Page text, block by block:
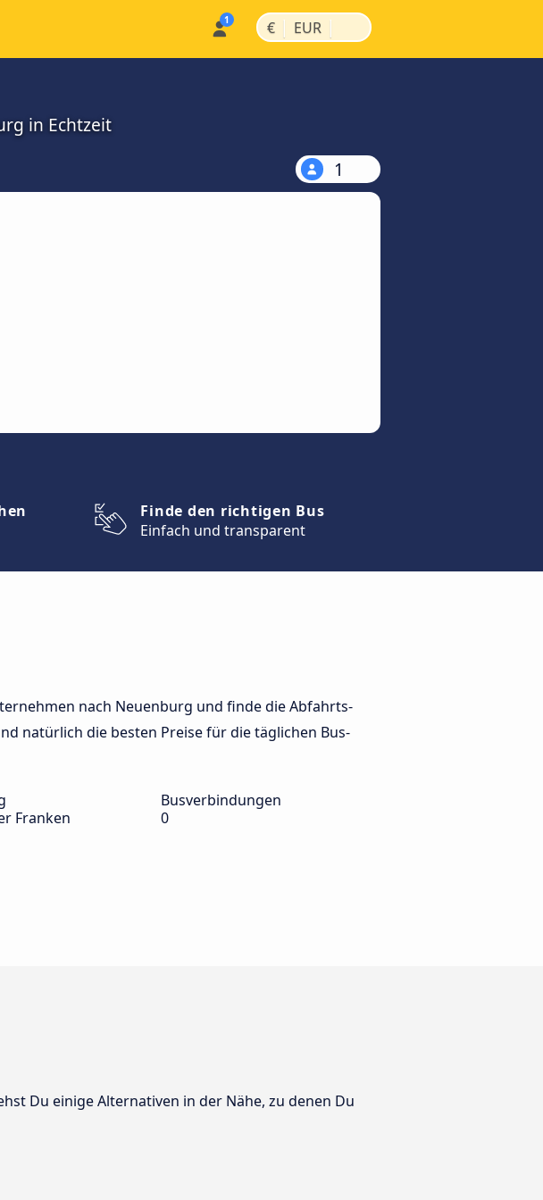
€ | EUR |
in Echtzeit
1
Finde den richtigen Bus
Einfach und transparent
nach Neuenburg und finde die Abfahrts-
natürlich die besten Preise für die täglichen Bus-
Franken
Busverbindungen
0
Du einige Alternativen in der Nähe, zu denen Du